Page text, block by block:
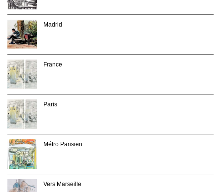
Madrid
France
Paris
Métro Parisien
Vers Marseille